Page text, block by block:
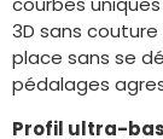
3D sans
place sans se
pédalages
Profil ultra-